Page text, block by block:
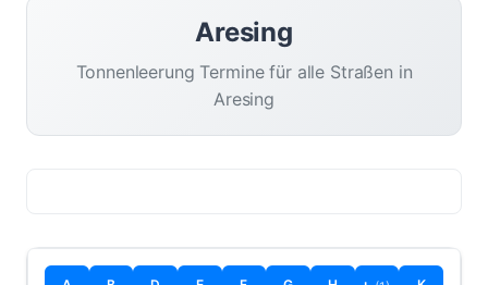
Aresing
Tonnenleerung Termine für alle Straßen in
Aresing